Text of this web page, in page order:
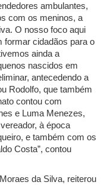
ambulantes,
com os meninos, a
O nosso foco aqui
formar cidadãos para o
ainda a
nascidos em
antecedendo a
Rodolfo, que também
contou com
e Luma Menezes,
à época
e também com os
Costa”, contou
da Silva, reiterou